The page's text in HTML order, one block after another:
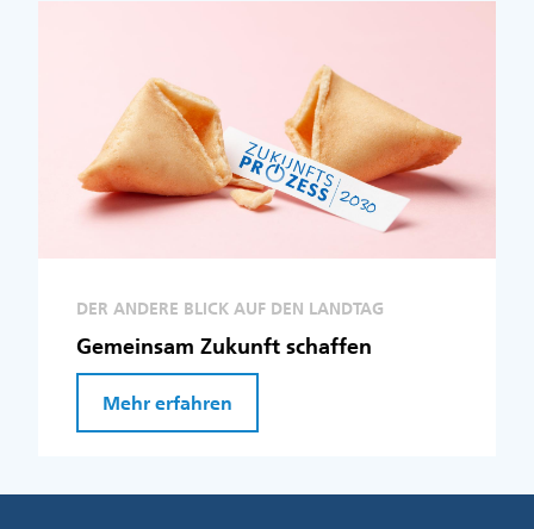
DER ANDERE BLICK AUF DEN LANDTAG
Gemeinsam Zukunft schaffen
Mehr erfahren